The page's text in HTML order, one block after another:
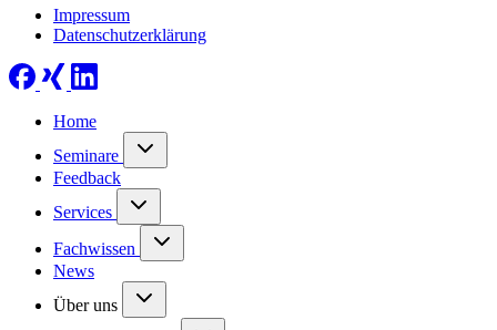
Impressum
Datenschutzerklärung
Home
Seminare
Feedback
Services
Fachwissen
News
Über uns